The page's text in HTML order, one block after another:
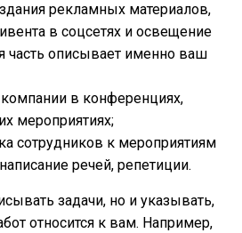
рекламных материалов,
в соцсетях и освещение
часть описывает именно ваш
в конференциях,
мероприятиях;
сотрудников к мероприятиям
речей, репетиции.
задачи, но и указывать,
относится к вам. Например,